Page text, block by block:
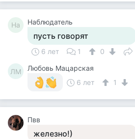
На Наблюдатель
пусть говорят
6 лет 1 0
ЛМ
Любовь Мацарская
6 лет
1
Пвв
железно!)